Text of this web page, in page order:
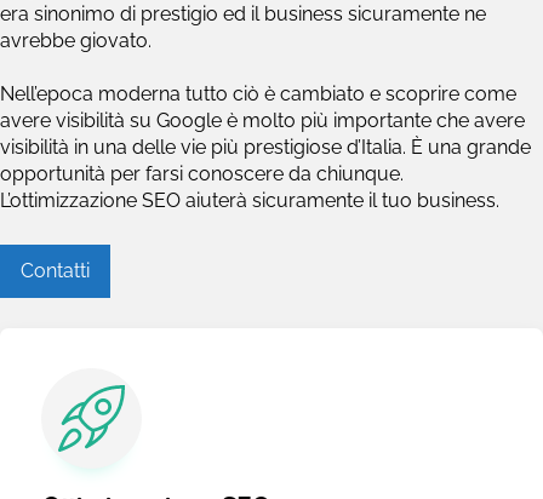
era sinonimo di prestigio ed il business sicuramente ne
avrebbe giovato.
Nell’epoca moderna tutto ciò è cambiato e scoprire come
avere visibilità su Google è molto più importante che avere
visibilità in una delle vie più prestigiose d’Italia. È una grande
opportunità per farsi conoscere da chiunque.
L’ottimizzazione SEO aiuterà sicuramente il tuo business.
Contatti